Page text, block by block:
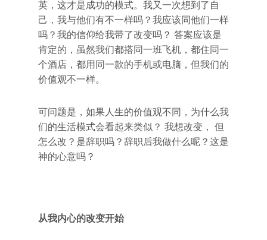
英，这才是成功的模式。我又一次想到了自
己，我与他们有不一样吗？我应该同他们一样
吗？我的信仰给我带了改变吗？ 答案应该是
肯定的，虽然我们都搭同一班飞机，都住同一
个酒店，都用同一款的手机或电脑，但我们的
价值观不一样。
可问题是，如果人生的价值观不同，为什么我
们的生活模式会看起来类似？ 我想改变， 但
怎么改？是辞职吗？辞职后我做什么呢？这是
神的心意吗？
从我内心的改变开始